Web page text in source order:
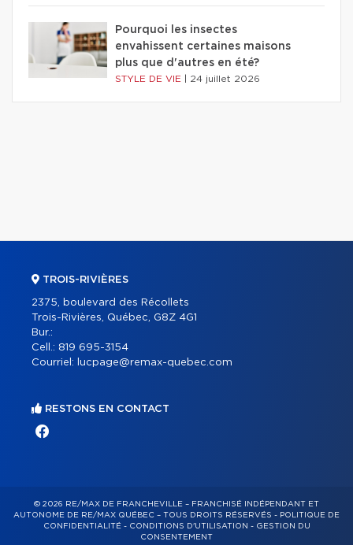
Pourquoi les insectes
envahissent certaines maisons
plus que d'autres en été?
STYLE DE VIE 24 juillet 2026
TROIS-RIVIÈRES
2375, boulevard des Récollets
Trois-Rivières, Québec, G8Z 4G1
Bur.:
Cell.: 819 695-3154
Courriel:
lucpage@remax-quebec.com
RESTONS EN CONTACT
© 2026 RE/MAX DE FRANCHEVILLE – FRANCHISÉ INDÉPENDANT ET
AUTONOME DE RE/MAX QUÉBEC – TOUS DROITS RÉSERVÉS - POLITIQUE DE
CONFIDENTIALITÉ- CONDITIONS D'UTILISATION - GESTION DU
CONSENTEMENT